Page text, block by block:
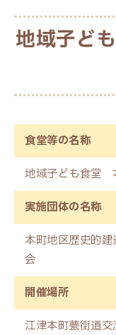
の
位
置：
地域子ど
食堂等の名称
地域子ども食堂
実施団体の名称
本町地区歴史的
会
開催場所
江津本町甍街道交